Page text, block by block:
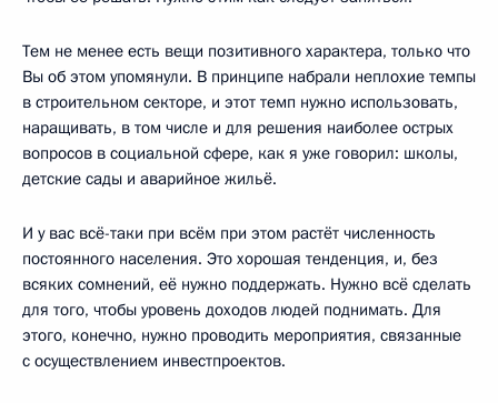
Тем не менее есть вещи позитивного характера, только что
Вы об этом упомянули. В принципе набрали неплохие темпы
в строительном секторе, и этот темп нужно использовать,
наращивать, в том числе и для решения наиболее острых
вопросов в социальной сфере, как я уже говорил: школы,
детские сады и аварийное жильё.
И у вас всё-таки при всём при этом растёт численность
постоянного населения. Это хорошая тенденция, и, без
всяких сомнений, её нужно поддержать. Нужно всё сделать
для того, чтобы уровень доходов людей поднимать. Для
этого, конечно, нужно проводить мероприятия, связанные
с осуществлением инвестпроектов.